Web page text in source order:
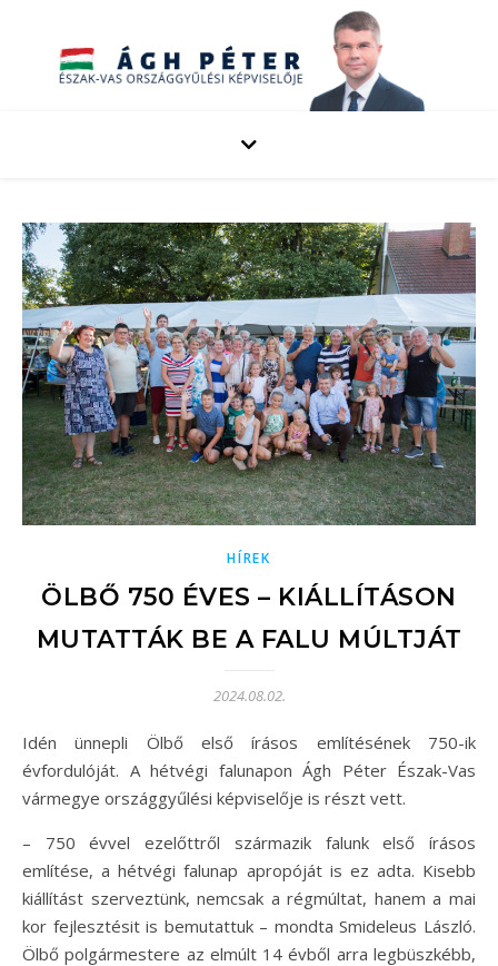
HÍREK
ÖLBŐ 750 ÉVES – KIÁLLÍTÁSON
MUTATTÁK BE A FALU MÚLTJÁT
2024.08.02.
Idén ünnepli Ölbő első írásos említésének 750-ik
évfordulóját. A hétvégi falunapon Ágh Péter Észak-Vas
vármegye országgyűlési képviselője is részt vett.
– 750 évvel ezelőttről származik falunk első írásos
említése, a hétvégi falunap apropóját is ez adta. Kisebb
kiállítást szerveztünk, nemcsak a régmúltat, hanem a mai
kor fejlesztésit is bemutattuk – mondta Smideleus László.
Ölbő polgármestere az elmúlt 14 évből arra legbüszkébb,